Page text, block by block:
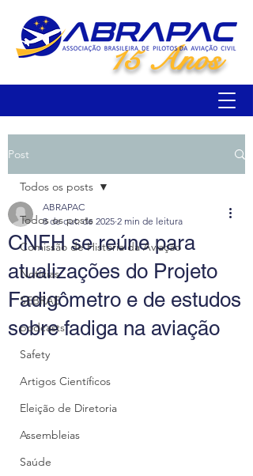
15 Anos
Post
Todos os posts
Comissão de História da Aviação
Notícias
SEBRAE
podcasts
Safety
Artigos Científicos
Eleição de Diretoria
Assembleias
Saúde
Todos os posts
CNFH se reúne para
atualizações do Projeto
Fadigômetro e de estudos
sobre fadiga na aviação
ABRAPAC
8 de out. de 2025 2 min de leitura